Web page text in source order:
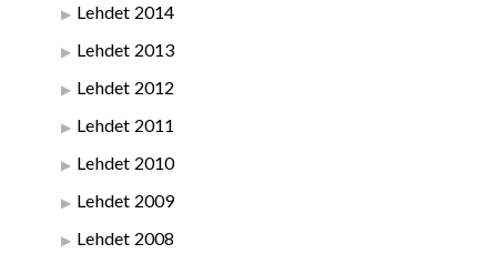
Lehdet 2014
Lehdet 2013
Lehdet 2012
Lehdet 2011
Lehdet 2010
Lehdet 2009
Lehdet 2008